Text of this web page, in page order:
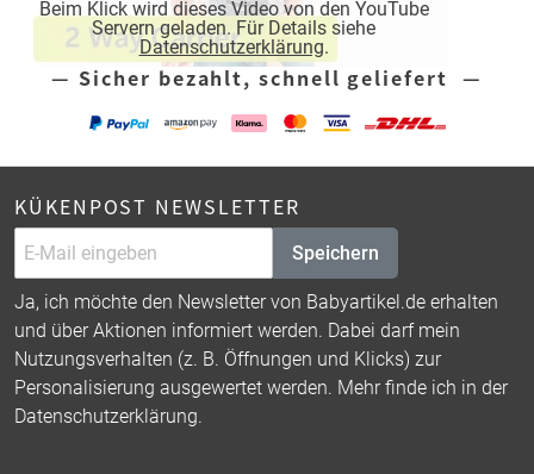
Beim Klick wird dieses Video von den YouTube
Servern geladen. Für Details siehe
Datenschutzerklärung.
— Sicher bezahlt, schnell geliefert —
KÜKENPOST NEWSLETTER
Speichern
Ja, ich möchte den Newsletter von Babyartikel.de erhalten
und über Aktionen informiert werden. Dabei darf mein
Nutzungsverhalten (z. B. Öffnungen und Klicks) zur
Personalisierung ausgewertet werden. Mehr finde ich in der
Datenschutzerklärung.